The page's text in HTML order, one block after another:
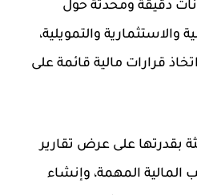
دقيقة ومحدثة حول
والاستثمارية والتمويلية،
قرارات مالية قائمة على
بقدرتها على عرض تقارير
المهمة، وإنشاء